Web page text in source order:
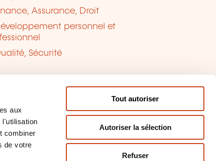
aux
l'utilisation
combiner
de votre
Tout autoriser
Autoriser la sélection
Refuser
Assurance, Droit
personnel et
Sécurité